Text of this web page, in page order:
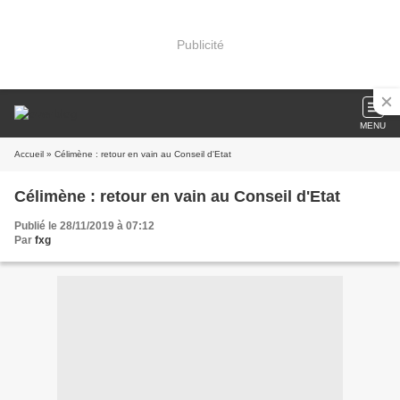
Publicité
MENU
Accueil » Célimène : retour en vain au Conseil d'Etat
Célimène : retour en vain au Conseil d'Etat
Publié le 28/11/2019 à 07:12
Par fxg